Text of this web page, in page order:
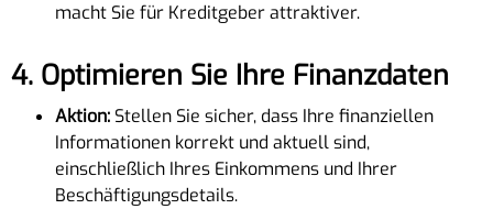
macht Sie für Kreditgeber attraktiver.
4. Optimieren Sie Ihre Finanzdaten
Aktion: Stellen Sie sicher, dass Ihre finanziellen
Informationen korrekt und aktuell sind,
einschließlich Ihres Einkommens und Ihrer
Beschäftigungsdetails.